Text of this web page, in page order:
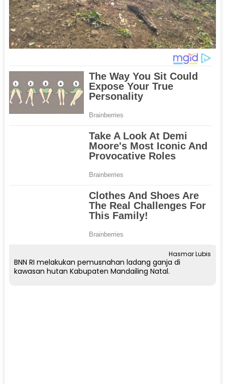
Hasmar Lubis
BNN RI melakukan pemusnahan ladang ganja di
kawasan hutan Kabupaten Mandailing Natal.